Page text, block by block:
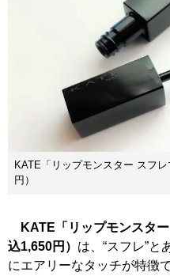
KATE「リップモンスター スフ
円）
KATE「リップモンスタ
込1,650円） は、“スフレ”と
にエアリーなタッチが特徴で